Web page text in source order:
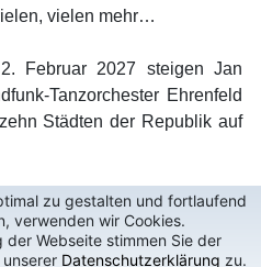
vielen mehr…
Februar 2027 steigen Jan
Tanzorchester Ehrenfeld
Städten der Republik auf
zu gestalten und fortlaufend
verwenden wir Cookies.
Webseite stimmen Sie der
Datenschutzerklärung zu.